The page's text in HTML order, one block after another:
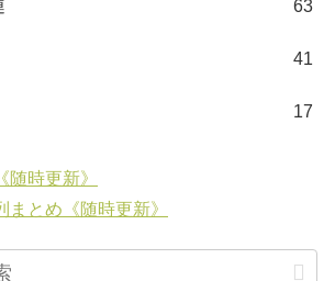
63
41
17
《随時更新》
とめ《随時更新》